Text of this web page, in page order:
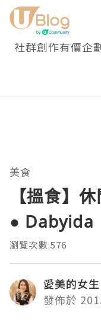
社群創作有價企
美食
【搵食】
● Dabyida
瀏覽次數:576
愛美的女
發佈於